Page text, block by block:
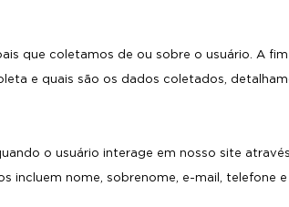
que coletamos de ou sobre o usuário. A
e quais são os dados coletados,
o usuário interage em nosso site
incluem nome, sobrenome, e-mail, telefone e